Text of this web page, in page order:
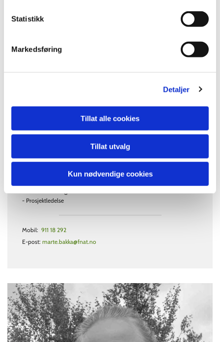
Statistikk
Markedsføring
Detaljer
Tillat alle cookies
Tillat utvalg
Kun nødvendige cookies
MSc Anvendt Økologi, HiI 2020
- Viltforvaltning
- Prosjektledelse
Mobil: 911 18 292
E-post: marte.bakka@fnat.no